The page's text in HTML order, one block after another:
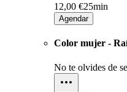
12,00 €25min
Agendar
Color mujer -
No te olvides de